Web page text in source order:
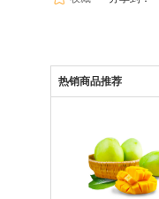
热销商品推荐